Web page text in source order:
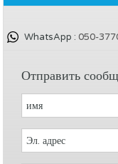
WhatsApp : 050-
Отправить